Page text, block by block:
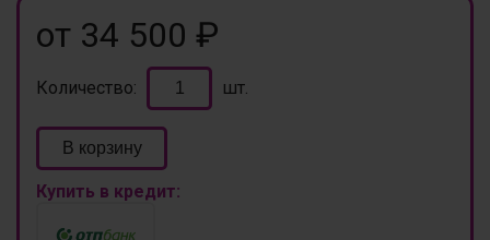
от 34 500 ₽
Количество: шт.
В корзину
Купить в кредит: